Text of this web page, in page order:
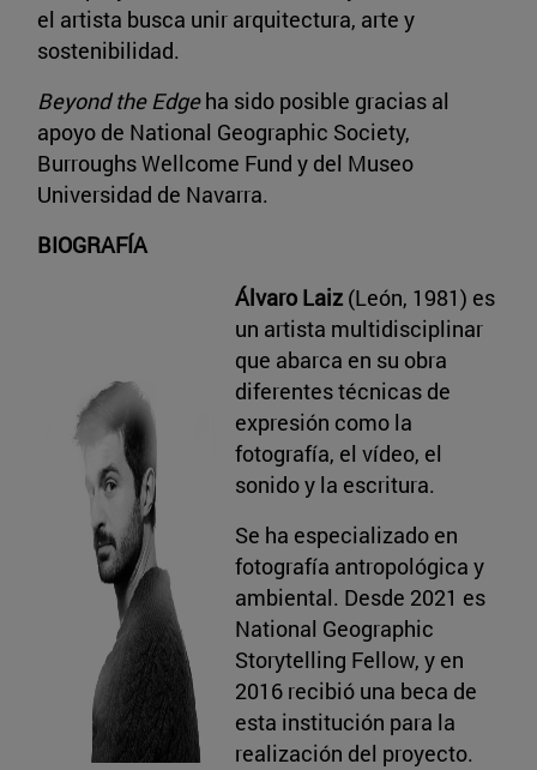
el artista busca unir arquitectura, arte y
sostenibilidad.
Beyond the Edgeha sido posible gracias al
apoyo de National Geographic Society,
Burroughs Wellcome Fund y del Museo
Universidad de Navarra.
BIOGRAFÍA
Álvaro Laiz (León, 1981) es
un artista multidisciplinar
que abarca en su obra
diferentes técnicas de
expresión como la
fotografía, el vídeo, el
sonido y la escritura.
Se ha especializado en
fotografía antropológica y
ambiental. Desde 2021 es
National Geographic
Storytelling Fellow, y en
2016 recibió una beca de
esta institución para la
realización del proyecto.